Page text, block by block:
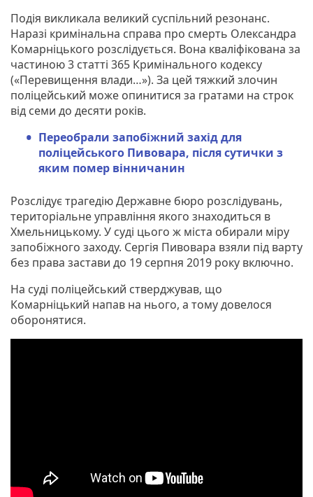
Подія викликала великий суспільний резонанс.
Наразі кримінальна справа про смерть Олександра
Комарніцького розслідується. Вона кваліфікована за
частиною 3 статті 365 Кримінального кодексу
(«Перевищення влади…»). За цей тяжкий злочин
поліцейський може опинитися за гратами на строк
від семи до десяти років.
Переобрали запобіжний захід для
поліцейського Пивовара, після сутички з
яким помер вінничанин
Розслідує трагедію Державне бюро розслідувань,
територіальне управління якого знаходиться в
Хмельницькому. У суді цього ж міста обирали міру
запобіжного заходу. Сергія Пивовара взяли під варту
без права застави до 19 серпня 2019 року включно.
На суді поліцейський стверджував, що
Комарніцький напав на нього, а тому довелося
оборонятися.